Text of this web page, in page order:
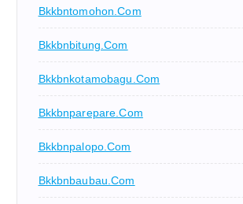
Bkkbntomohon.com
Bkkbnbitung.com
Bkkbnkotamobagu.com
Bkkbnparepare.com
Bkkbnpalopo.com
Bkkbnbaubau.com